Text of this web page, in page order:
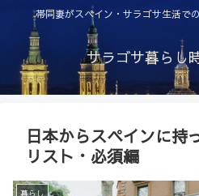
帯同妻がスペイン・サラゴサ生活で
サラゴサ暮らし
日本からスペインに持
リスト・必須編